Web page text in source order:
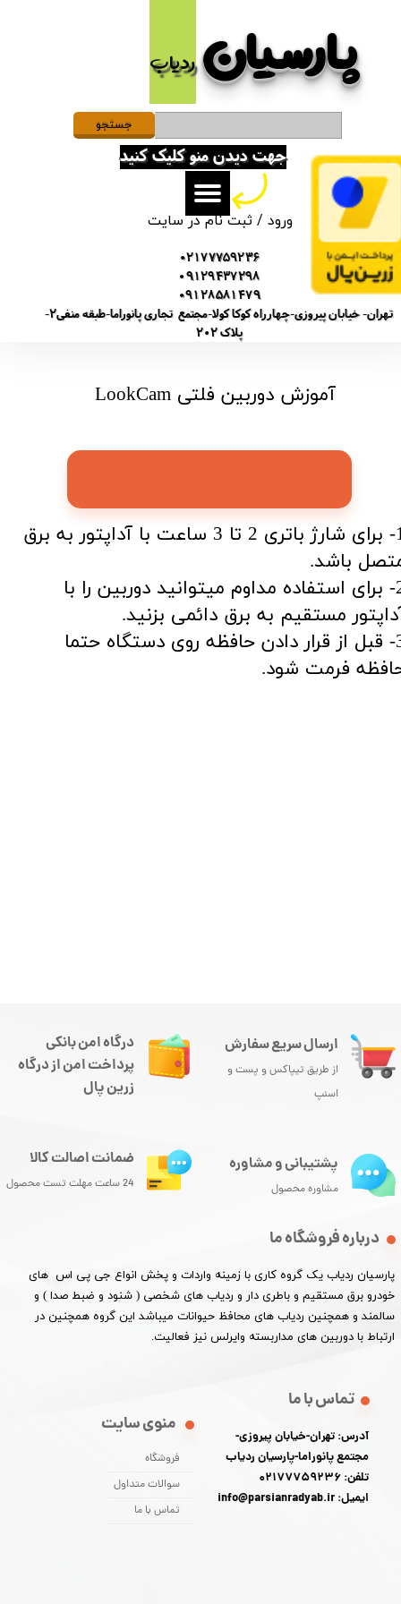
پارسیان​​​​​​​ردیاب
ورود /ثبت نام در سایت
حساب کاربری من
تغییر گذر واژه
سفارشات
خروج از حساب کاربری
02177759236
09129437298
09128581479
تهران- خیابان پیروزی-چهارراه کوکا کولا-مجتمع تجاری پانوراما-طبقه منفی2-
پلاک 202
جهت دیدن منو کلیک کنید
جستجو
​آموزش دوربین فلتی LookCam
1- برای شارژ باتری 2 تا 3 ساعت با آداپتور به برق
باشد.
2- برای استفاده مداوم میتوانید دوربین را با
مستقیم به برق دائمی بزنید.
3- قبل از قرار دادن حافظه روی دستگاه حتما
فرمت شود.​​​​​​​
ارسال سریع سفارش
از طریق تیپاکس و پست و
اسنپ
درباره فروشگاه ما
پارسیان ردیاب یک گروه کاری با زمینه واردات و پخش انواع جی پی اس های
خودرو برق مستقیم و باطری دار و ردیاب های شخصی ( شنود و ضبط صدا ) و
سالمند و همچنین ردیاب های محافظ حیوانات میباشد این گروه همچنین در
ارتباط با دوربین های مداربسته وایرلس نیز فعالیت.​​​​​​​
منوی سایت
فروشگاه
سوالات متداول
تماس با ما
تماس با ما
آدرس: تهران-خیابان پیروزی-
مجتمع پانوراما-پارسیان ردیاب
تلفن: 02177759236
ایمیل: info@parsianradyab.ir
درگاه امن بانکی
پرداخت امن از درگاه
زرین پال
پشتیبانی و مشاوره
مشاوره محصول
ضمانت اصالت کالا
24 ساعت مهلت تست محصول